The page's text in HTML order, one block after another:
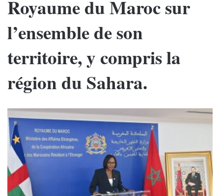
Royaume du Maroc sur
l’ensemble de son
territoire, y compris la
région du Sahara.